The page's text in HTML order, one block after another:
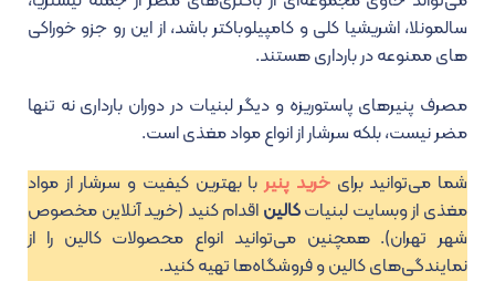
سالمونلا، اشریشیا کلی و کامپیلوباکتر باشد، از این رو جزو خوراکی
های ممنوعه در بارداری هستند.
مصرف پنیرهای پاستوریزه و دیگر لبنیات در دوران بارداری نه تنها
مضر نیست، بلکه سرشار از انواع مواد مغذی است.
شما می‌توانید برایخرید پنیربا بهترین کیفیت و سرشار از مواد
مغذی از وبسایت لبنیاتکالین اقدام کنید (خرید آنلاین مخصوص
شهر تهران). همچنین می‌توانید انواع محصولات کالین را از
نمایندگی‌های کالین و فروشگاه‌ها تهیه کنید.